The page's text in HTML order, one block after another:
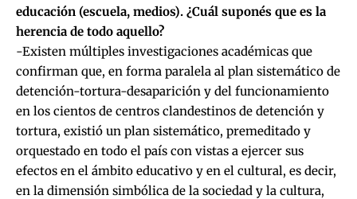
educación (escuela, medios). ¿Cuál suponés que es la
herencia de todo aquello?
-Existen múltiples investigaciones académicas que
confirman que, en forma paralela al plan sistemático de
detención-tortura-desaparición y del funcionamiento
en los cientos de centros clandestinos de detención y
tortura, existió un plan sistemático, premeditado y
orquestado en todo el país con vistas a ejercer sus
efectos en el ámbito educativo y en el cultural, es decir,
en la dimensión simbólica de la sociedad y la cultura,